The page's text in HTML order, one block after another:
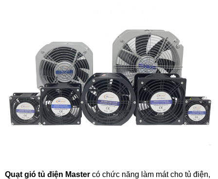
Quạt gió tủ điện Master có chức năng làm mát cho tủ điện,